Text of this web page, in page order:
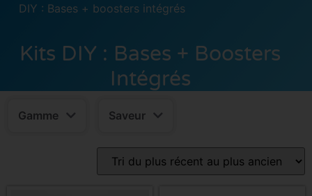
DIY : Bases + boosters intégrés
Kits DIY : Bases + Boosters
Intégrés
Gamme Saveur